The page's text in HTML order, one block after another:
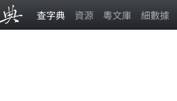
查字典 資源 粵文庫 細數據